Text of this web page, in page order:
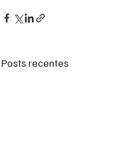
Posts recentes